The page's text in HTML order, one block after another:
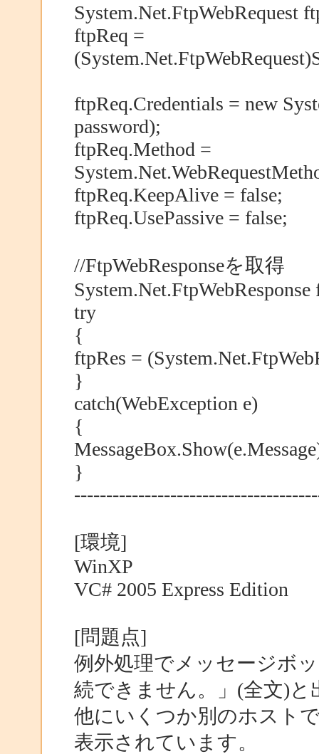
System.Net.FtpWebRequest
ftpReq =
ftpReq.Credentials = new
password);
ftpReq.Method =
ftpReq.KeepAlive = false;
ftpReq.UsePassive = false;
//FtpWebResponseを取得
System.Net.FtpWebResponse
try
{
ftpRes =
}
catch(WebException e)
{
}
[環境]
WinXP
VC# 2005 Express Edition
[問題点]
例外処理でメッセージボ
続できません。」(全文)と
他にいくつか別のホスト
表示されています。